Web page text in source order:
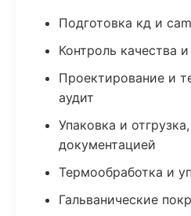
Подготовка кд и cam
Контроль качества
Проектирование и
аудит
Упаковка и
документацией
Термообработка и
Гальванические